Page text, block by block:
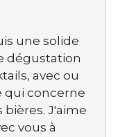
une solide
dégustation
avec ou
qui concerne
bières. J'aime
vous à